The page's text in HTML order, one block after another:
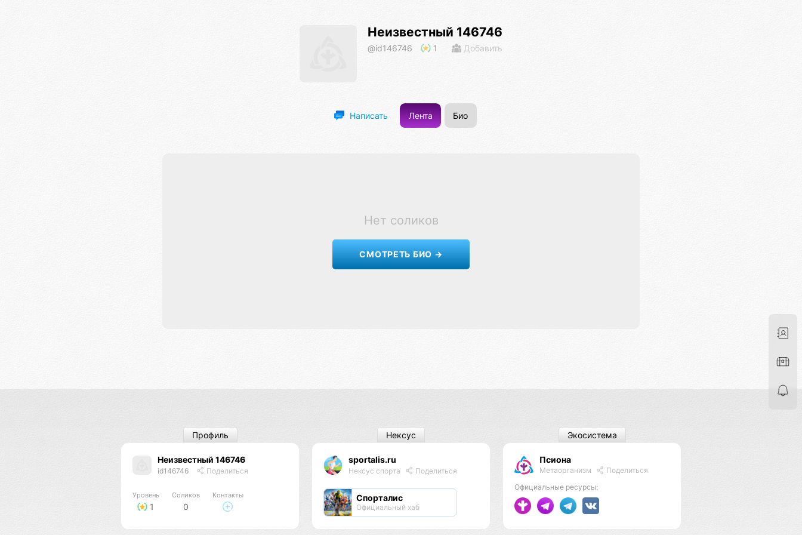
Неизвестный 146746
@id146746 1 Добавить
Написать Лента Био
Нет соликов
СМОТРЕТЬ БИО →
Неизвестный 146746
id146746 Поделиться
Уровень
1
Соликов
0
Контакты
Профиль
sportalis.ru
Нексус спорта Поделиться
Спорталис
Официальный хаб
Нексус
Псиона
Метаорганизм
Поделиться
Официальные ресурсы:
Экосистема